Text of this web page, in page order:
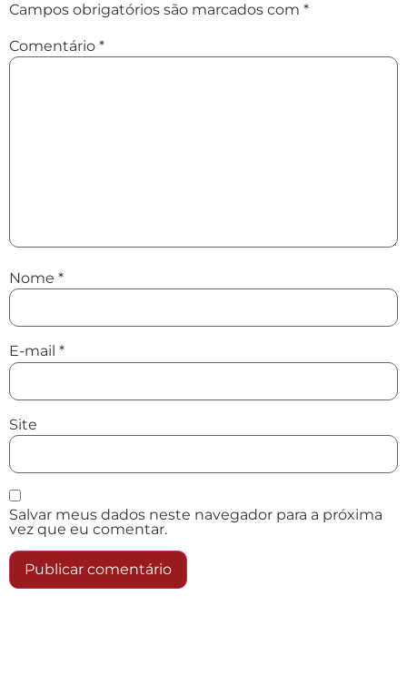
Campos obrigatórios são marcados com *
Comentário *
Nome *
E-mail *
Site
Salvar meus dados neste navegador para a próxima
vez que eu comentar.